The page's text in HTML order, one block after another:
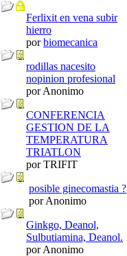
Ferlixit en vena subir
hierro
porbiomecanica
rodillas nacesito
nopinion profesional
por Anonimo
CONFERENCIA
GESTION DE LA
TEMPERATURA
TRIATLON
por TRIFIT
posible ginecomastia ?
por Anonimo
Ginkgo, Deanol,
Sulbutiamina, Deanol.
por Anonimo